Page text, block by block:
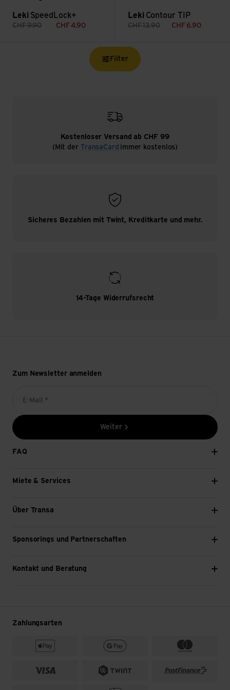
Leki SpeedLock+
CHF9.90 CHF 4.90
Leki Contour TIP
CHF13.90 CHF 6.90
Filter
Kostenloser Versand ab CHF 99
(Mit der TransaCard immer kostenlos)
Sicheres Bezahlen mit Twint, Kreditkarte und mehr.
14-Tage Widerrufsrecht
Zum Newsletter anmelden
E-Mail *
Weiter
FAQ
Miete & Services
Über Transa
Sponsorings und Partnerschaften
Kontakt und Beratung
Zahlungsarten